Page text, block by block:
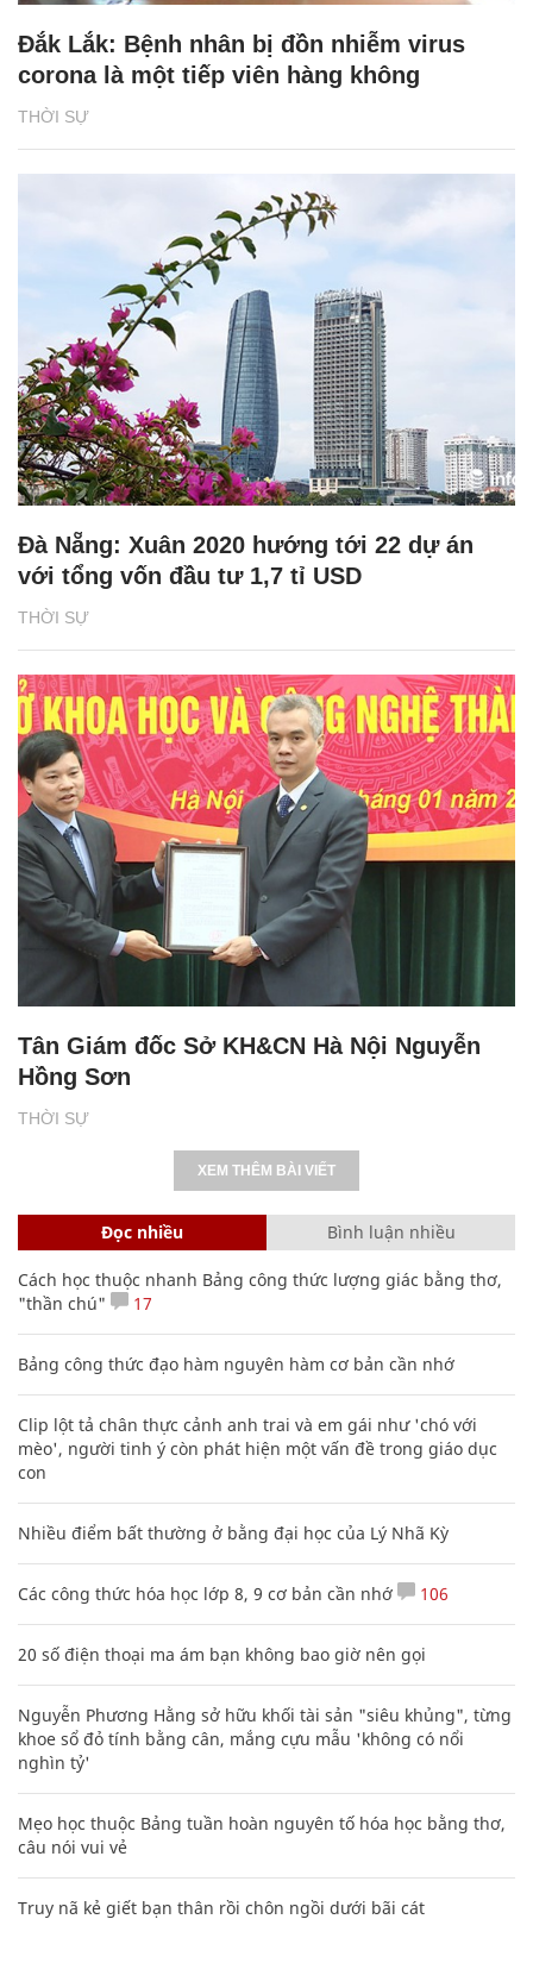
THỜI SỰ
Đắk Lắk: Bệnh nhân bị đồn nhiễm virus
corona là một tiếp viên hàng không
THỜI SỰ
Đà Nẵng: Xuân 2020 hướng tới 22 dự án
với tổng vốn đầu tư 1,7 tỉ USD
THỜI SỰ
Tân Giám đốc Sở KH&CN Hà Nội Nguyễn
Hồng Sơn
XEM THÊM BÀI VIẾT
Đọc nhiều Bình luận nhiều
Cách học thuộc nhanh Bảng công thức lượng giác bằng thơ,
"thần chú"
17
Bảng công thức đạo hàm nguyên hàm cơ bản cần nhớ
Clip lột tả chân thực cảnh anh trai và em gái như 'chó với
mèo', người tinh ý còn phát hiện một vấn đề trong giáo dục
con
Nhiều điểm bất thường ở bằng đại học của Lý Nhã Kỳ
Các công thức hóa học lớp 8, 9 cơ bản cần nhớ 106
20 số điện thoại ma ám bạn không bao giờ nên gọi
Nguyễn Phương Hằng sở hữu khối tài sản "siêu khủng", từng
khoe sổ đỏ tính bằng cân, mắng cựu mẫu 'không có nổi
nghìn tỷ'
Mẹo học thuộc Bảng tuần hoàn nguyên tố hóa học bằng thơ,
câu nói vui vẻ
Truy nã kẻ giết bạn thân rồi chôn ngồi dưới bãi cát